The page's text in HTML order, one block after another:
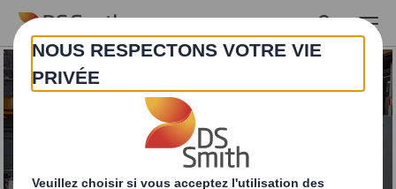
Skip to main content